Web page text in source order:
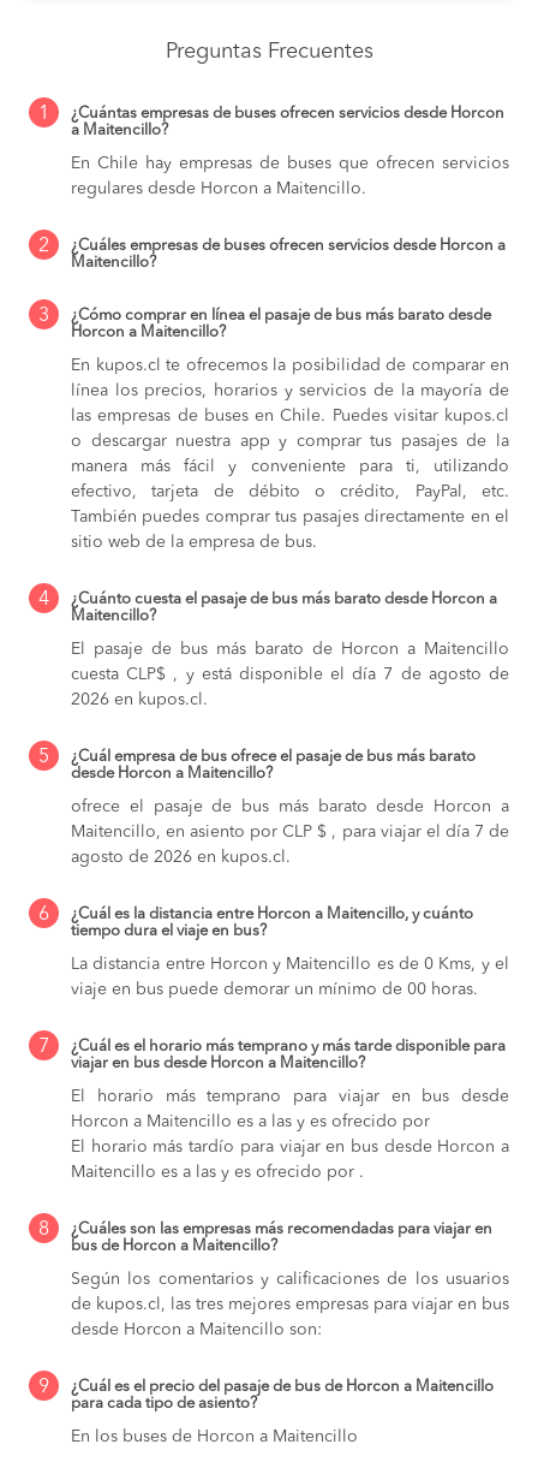
Preguntas Frecuentes
1
¿Cuántas empresas de buses ofrecen servicios desde Horcon
a Maitencillo?
En Chile hay empresas de buses que ofrecen servicios
regulares desde Horcon a Maitencillo.
2
¿Cuáles empresas de buses ofrecen servicios desde Horcon a
Maitencillo?
3
¿Cómo comprar en línea el pasaje de bus más barato desde
Horcon a Maitencillo?
En kupos.cl te ofrecemos la posibilidad de comparar en
línea los precios, horarios y servicios de la mayoría de
las empresas de buses en Chile. Puedes visitar kupos.cl
o descargar nuestra app y comprar tus pasajes de la
manera más fácil y conveniente para ti, utilizando
efectivo, tarjeta de débito o crédito, PayPal, etc.
También puedes comprar tus pasajes directamente en el
sitio web de la empresa de bus.
4
¿Cuánto cuesta el pasaje de bus más barato desde Horcon a
Maitencillo?
El pasaje de bus más barato de Horcon a Maitencillo
cuesta CLP$ , y está disponible el día 7 de agosto de
2026 en kupos.cl.
5
¿Cuál empresa de bus ofrece el pasaje de bus más barato
desde Horcon a Maitencillo?
ofrece el pasaje de bus más barato desde Horcon a
Maitencillo, en asiento por CLP $ , para viajar el día 7 de
agosto de 2026 en kupos.cl.
6
¿Cuál es la distancia entre Horcon a Maitencillo, y cuánto
tiempo dura el viaje en bus?
La distancia entre Horcon y Maitencillo es de 0 Kms, y el
viaje en bus puede demorar un mínimo de 00 horas.
7
¿Cuál es el horario más temprano y más tarde disponible para
viajar en bus desde Horcon a Maitencillo?
El horario más temprano para viajar en bus desde
Horcon a Maitencillo es a las y es ofrecido por
El horario más tardío para viajar en bus desde Horcon a
Maitencillo es a las y es ofrecido por .
8
¿Cuáles son las empresas más recomendadas para viajar en
bus de Horcon a Maitencillo?
Según los comentarios y calificaciones de los usuarios
de kupos.cl, las tres mejores empresas para viajar en bus
desde Horcon a Maitencillo son:
9
¿Cuál es el precio del pasaje de bus de Horcon a Maitencillo
para cada tipo de asiento?
En los buses de Horcon a Maitencillo